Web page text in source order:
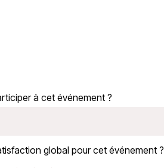
à cet événement ?
global pour cet événement ?